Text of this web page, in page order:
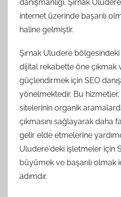
danışmanlığı, Şırnak
internet üzerinde başarılı
haline gelmiştir.
Şırnak Uludere
dijital rekabette öne çıkmak
güçlendirmek için SEO
yönelmektedir. Bu
sitelerinin organik
çıkmasını sağlayarak daha
gelir elde etmelerine
Uludere'deki işletmeler için
büyümek ve başarılı olmak
adımdır.